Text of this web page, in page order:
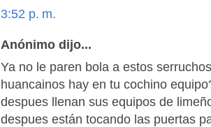
3:52 p. m.
Anónimo dijo...
Ya no le paren bola a estos
huancainos hay en tu cochino
despues llenan sus equipos de
despues están tocando las puertas